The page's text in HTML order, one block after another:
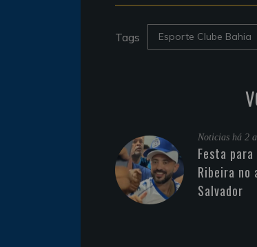
Tags Esporte Clube Bahia
Noticias há 2
Festa para
Ribeira no
Salvador